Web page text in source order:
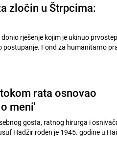
zločin u Štrpcima:
rješenje kojim je ukinuo
postupanje. Fond za humanitarno
rata osnovao
meni'
gosta, ratnog hirurga i
Hadžir rođen je 1945. godine u